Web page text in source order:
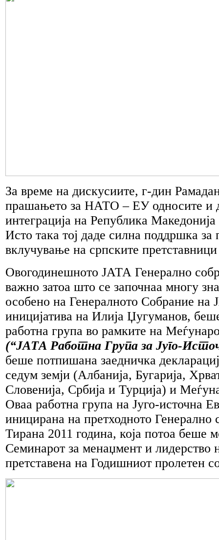
За време на дискусиите, г-дин
прашањето за НАТО – ЕУ односите и
интеграција на Република
Исто така тој даде силна поддршка за
вклучување на српските
Овогодинешното ЈАТА Генерално
важно затоа што се започнаа многу
особено на Генералното Собрание
иницијатива на Илија Џугуманов,
работна група во рамките на
(“ЈАТА Работна Група за Југо-
беше потпишана заедничка
седум земји (Албанија, Бугарија,
Словенија, Србија и Турција) и
Оваа работна група на Југо-источна
иницирана на претходното Генерално
Тирана 2011 година, која потоа беше
Семинарот за менаџмент и лидерство
претставена на Годишниот пролетен